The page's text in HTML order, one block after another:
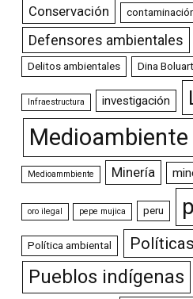
Conservación
Defensores ambientales
Delitos ambientales Dina
Infraestructura investigación
Medioambiente
Medioammbiente Minería
oro ilegal pepe mujica peru
Política ambiental
Pueblos indígenas